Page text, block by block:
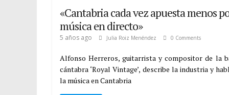
«Cantabria cada vez apuesta menos
música en directo»
5 años ago Julia Roiz Menéndez 0 Comments
Alfonso Herreros, guitarrista y compositor de la
cántabra ‘Royal Vintage’, describe la industria y
la música en Cantabria